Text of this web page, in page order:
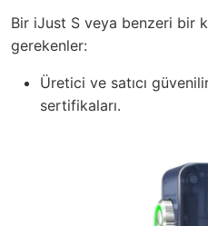
Bir iJust S veya benzeri bir
gerekenler:
Üretici ve satıcı
sertifikaları.